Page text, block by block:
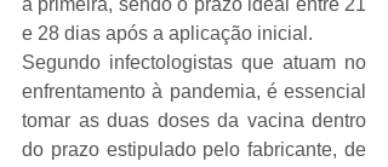
a primeira, sendo o prazo ideal entre 21
e 28 dias após a aplicação inicial.
Segundo infectologistas que atuam no
enfrentamento à pandemia, é essencial
tomar as duas doses da vacina dentro
do prazo estipulado pelo fabricante, de